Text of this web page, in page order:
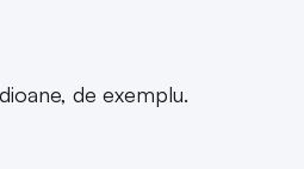
de exemplu.